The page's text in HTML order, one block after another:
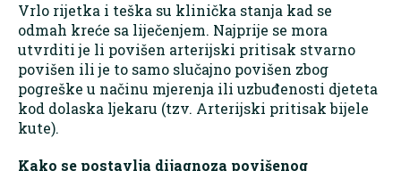
Vrlo rijetka i teška su klinička stanja kad se
odmah kreće sa liječenjem. Najprije se mora
utvrditi je li povišen arterijski pritisak stvarno
povišen ili je to samo slučajno povišen zbog
pogreške u načinu mjerenja ili uzbuđenosti djeteta
kod dolaska ljekaru (tzv. Arterijski pritisak bijele
kute).
Kako se postavlja dijagnoza povišenog